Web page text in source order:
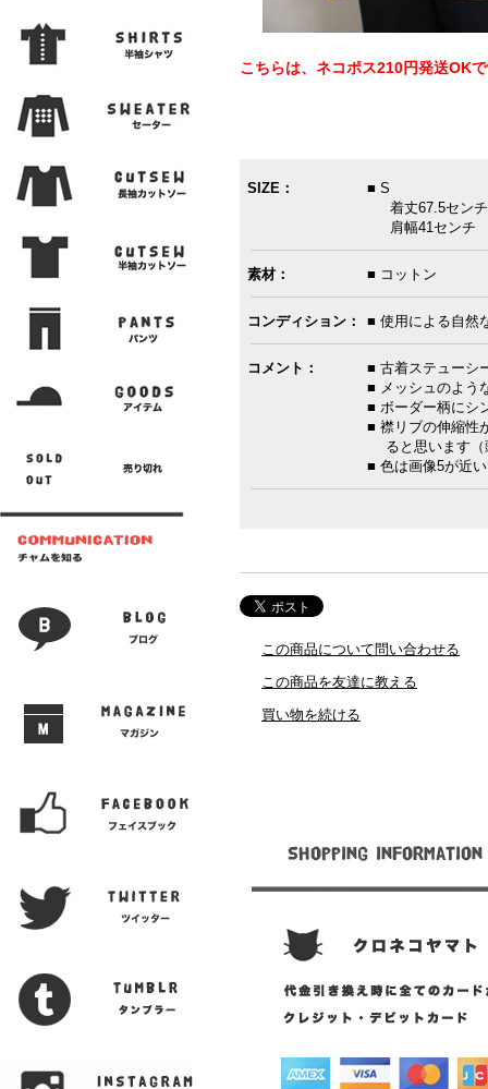
こちらは、ネコポス210円発送OK
SIZE：
■ S
着丈67.5センチ
肩幅41センチ
素材： ■ コットン
コンディション： ■ 使用による自然
コメント：
■ 古着ステューシ
■ メッシュのよう
■ ボーダー柄にシ
■ 襟リブの伸縮性
ると思います（
■ 色は画像5が近
この商品について問い合わせる
この商品を友達に教える
買い物を続ける